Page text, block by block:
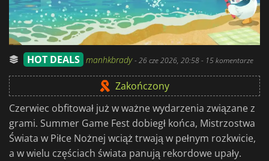
HOT DEALS manhkbrady-26 cze 2026, 20:58- 15 komentarze
Zakończony
Czerwiec obfitował już w ważne wydarzenia związane z
grami. Summer Game Fest dobiegł końca, Mistrzostwa
Świata w Piłce Nożnej wciąż trwają w pełnym rozkwicie,
a w wielu częściach świata panują rekordowe upały.